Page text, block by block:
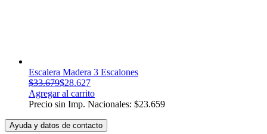
Escalera Madera 3 Escalones
$33.679$28.627
Agregar al carrito
Precio sin Imp. Nacionales: $23.659
Ayuda y datos de contacto